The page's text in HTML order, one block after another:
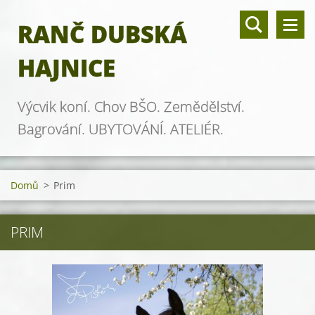
RANČ DUBSKÁ
HAJNICE
Výcvik koní. Chov BŠO. Zemědělství.
Bagrování. UBYTOVÁNÍ. ATELIÉR.
Domů > Prim
PRIM